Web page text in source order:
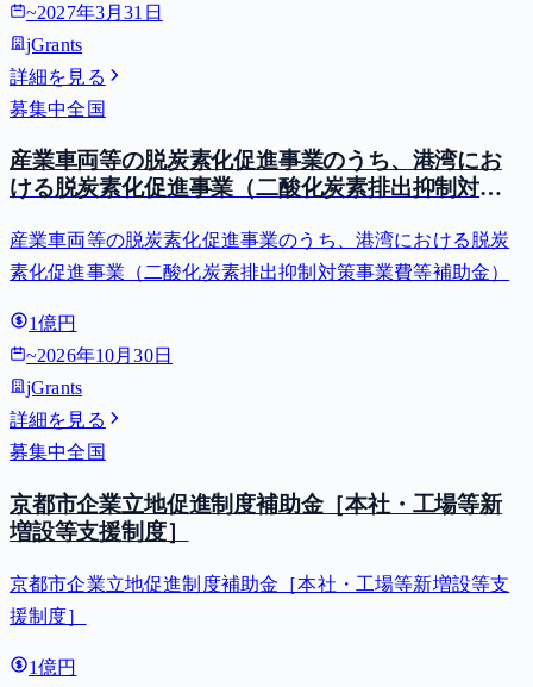
~2027年3月31日
jGrants
詳細を見る
募集中全国
産業車両等の脱炭素化促進事業のうち、港湾にお
ける脱炭素化促進事業（二酸化炭素排出抑制対策
産業車両等の脱炭素化促進事業のうち、港湾における脱炭
素化促進事業（二酸化炭素排出抑制対策事業費等補助金）
1億円
~2026年10月30日
jGrants
詳細を見る
募集中全国
京都市企業立地促進制度補助金［本社・工場等新
増設等支援制度］
京都市企業立地促進制度補助金［本社・工場等新増設等支
援制度］
1億円